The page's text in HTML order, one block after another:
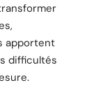
apportent
difficultés